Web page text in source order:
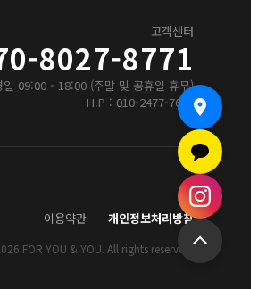
고객센터
8027-8771
일 09:00 - 18:00 (주말 및 공휴일 휴무)
H.P : 010-2477-7655
이용약관 개인정보처리방침
FOR YOU & YOU. All rights reserved.